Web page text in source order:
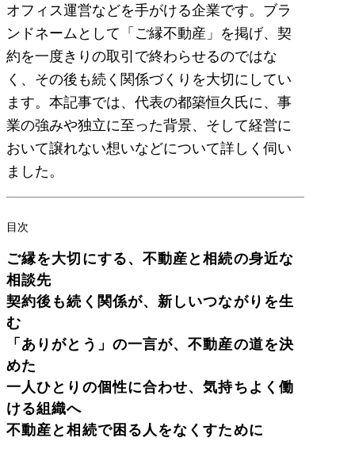
オフィス運営などを手がける企業です。ブラ
ンドネームとして「ご縁不動産」を掲げ、契
約を一度きりの取引で終わらせるのではな
く、その後も続く関係づくりを大切にしてい
ます。本記事では、代表の都築恒久氏に、事
業の強みや独立に至った背景、そして経営に
おいて譲れない想いなどについて詳しく伺い
ました。
目次
ご縁を大切にする、不動産と相続の身近な
相談先
契約後も続く関係が、新しいつながりを生
む
「ありがとう」の一言が、不動産の道を決
めた
一人ひとりの個性に合わせ、気持ちよく働
ける組織へ
不動産と相続で困る人をなくすために